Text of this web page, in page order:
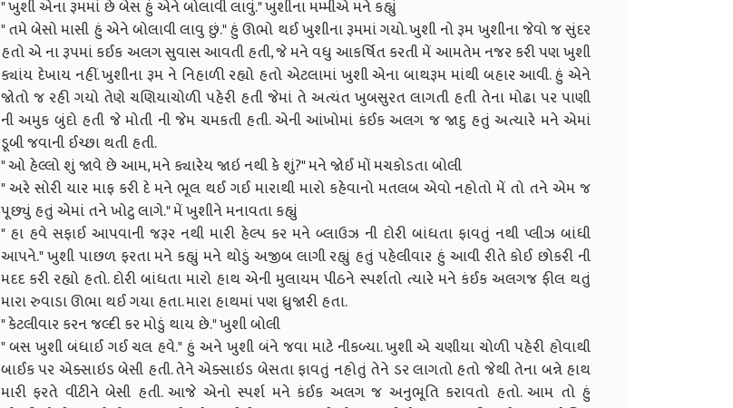
" ખુશી એના રૂમમાં છે બેસ હું એને બોલાવી લાવું." ખુશીના મમ્મીએ મને કહ્યું
" તમે બેસો માસી હું એને બોલાવી લાવુ છું." હું ઊભો થઈ ખુશીના રૂમમાં ગયો. ખુશી નો રૂમ ખુશીના જેવો જ સુંદર
હતો એ ના રૂપમાં કઈક અલગ સુવાસ આવતી હતી, જે મને વધુ આકર્ષિત કરતી મેં આમતેમ નજર કરી પણ ખુશી
ક્યાંય દેખાય નહીં. ખુશીના રૂમ ને નિહાળી રહ્યો હતો એટલામાં ખુશી એના બાથરૂમ માંથી બહાર આવી. હું એને
જોતો જ રહી ગયો તેણે ચણિયાચોળી પહેરી હતી જેમાં તે અત્યંત ખુબસુરત લાગતી હતી તેના મોઢા પર પાણી
ની અમુક બુંદો હતી જે મોતી ની જેમ ચમકતી હતી. એની આંખોમાં કંઈક અલગ જ જાદુ હતું અત્યારે મને એમાં
ડૂબી જવાની ઈચ્છા થતી હતી.
" ઓ હેલ્લો શું જાવે છે આમ, મને ક્યારેય જાઇ નથી કે શું?" મને જોઈ મોં મચકોડતા બોલી
" અરે સોરી યાર માફ કરી દે મને ભૂલ થઈ ગઈ મારાથી મારો કહેવાનો મતલબ એવો નહોતો મેં તો તને એમ જ
પૂછ્યું હતું એમાં તને ખોટુ લાગે." મેં ખુશીને મનાવતા કહ્યું
" હા હવે સફાઈ આપવાની જરૂર નથી મારી હેલ્પ કર મને બ્લાઉઝ ની દોરી બાંધતા ફાવતું નથી પ્લીઝ બાંધી
આપને." ખુશી પાછળ ફરતા મને કહ્યું મને થોડું અજીબ લાગી રહ્યું હતું પહેલીવાર હું આવી રીતે કોઈ છોકરી ની
મદદ કરી રહ્યો હતો. દોરી બાંધતા મારો હાથ એની મુલાયમ પીઠને સ્પર્શતો ત્યારે મને કંઈક અલગજ ફીલ થતું
મારા રુવાડા ઊભા થઈ ગયા હતા. મારા હાથમાં પણ ધ્રુજારી હતા.
" કેટલીવાર કરન જલ્દી કર મોડું થાય છે." ખુશી બોલી
" બસ ખુશી બંધાઈ ગઈ ચલ હવે." હું અને ખુશી બંને જવા માટે નીકળ્યા. ખુશી એ ચણીયા ચોળી પહેરી હોવાથી
બાઈક પર એક્સાઇડ બેસી હતી. તેને એક્સાઇડ બેસતા ફાવતું નહોતું તેને ડર લાગતો હતો જેથી તેના બન્ને હાથ
મારી ફરતે વીંટીને બેસી હતી. આજે એનો સ્પર્શ મને કંઈક અલગ જ અનુભૂતિ કરાવતો હતો. આમ તો હું